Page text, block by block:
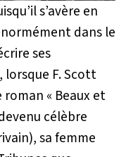
s’avère en
dans le
ses
lorsque F. Scott
« Beaux et
célèbre
sa femme